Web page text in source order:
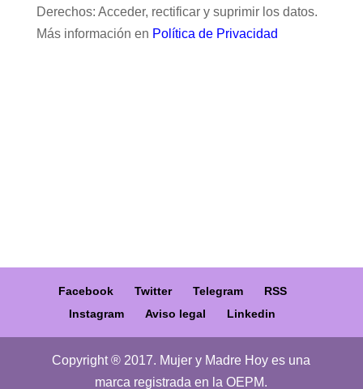
Derechos: Acceder, rectificar y suprimir los datos.
Más información en Política de Privacidad
Facebook Twitter Telegram
RSS
Instagram
Aviso legal Linkedin
Copyright ® 2017. Mujer y Madre Hoy es una
marca registrada en la OEPM.